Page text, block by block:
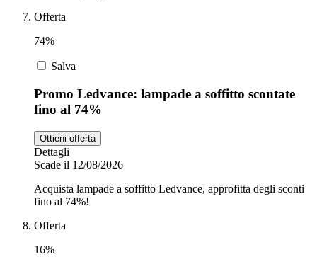
Offerta
74%
Salva
Promo Ledvance: lampade a soffitto scontate
fino al 74%
Ottieni offerta
Dettagli
Scade il 12/08/2026
Acquista lampade a soffitto Ledvance, approfitta degli sconti
fino al 74%!
Offerta
16%